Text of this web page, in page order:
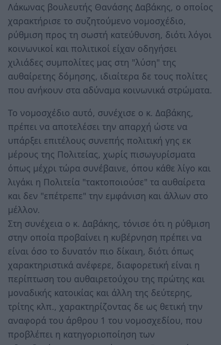
Λάκωνας βουλευτής Θανάσης Δαβάκης, ο οποίος
χαρακτήρισε το συζητούμενο νομοσχέδιο,
ρύθμιση προς τη σωστή κατεύθυνση, διότι λόγοι
κοινωνικοί και πολιτικοί είχαν οδηγήσει
χιλιάδες συμπολίτες μας στη "λύση" της
αυθαίρετης δόμησης, ιδιαίτερα δε τους πολίτες
που ανήκουν στα αδύναμα κοινωνικά στρώματα.
Το νομοσχέδιο αυτό, συνέχισε ο κ. Δαβάκης,
πρέπει να αποτελέσει την απαρχή ώστε να
υπάρξει επιτέλους συνεπής πολιτική γης εκ
μέρους της Πολιτείας, χωρίς πισωγυρίσματα
όπως μέχρι τώρα συνέβαινε, όπου κάθε λίγο και
λιγάκι η Πολιτεία "τακτοποιούσε" τα αυθαίρετα
και δεν "επέτρεπε" την εμφάνιση και άλλων στο
μέλλον.
Στη συνέχεια ο κ. Δαβάκης, τόνισε ότι η ρύθμιση
στην οποία προβαίνει η κυβέρνηση πρέπει να
είναι όσο το δυνατόν πιο δίκαιη, διότι όπως
χαρακτηριστικά ανέφερε, διαφορετική είναι η
περίπτωση του αυθαιρετούχου της πρώτης και
μοναδικής κατοικίας και άλλη της δεύτερης,
τρίτης κλπ., χαρακτηρίζοντας δε ως θετική την
αναφορά του άρθρου 1 του νομοσχεδίου, που
προβλέπει η κατηγοριοποίηση των